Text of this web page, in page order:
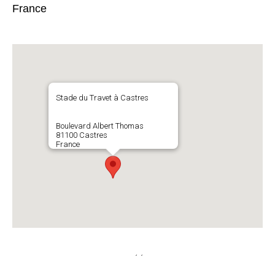
France
Stade du Travet à Castres
Boulevard Albert Thomas
81100 Castres
France